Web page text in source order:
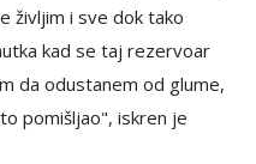
življim i sve dok tako
kad se taj rezervoar
da odustanem od glume,
pomišljao", iskren je